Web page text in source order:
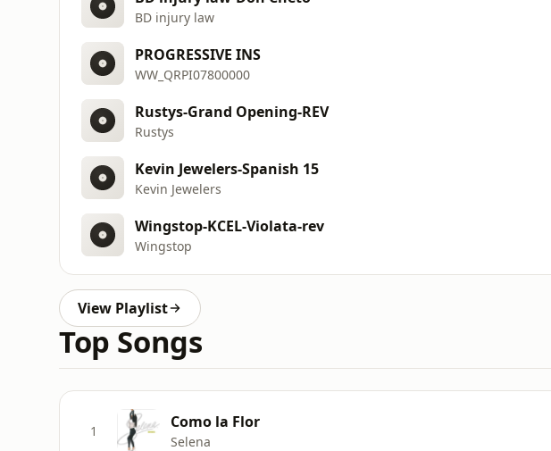
BD injury law
PROGRESSIVE INS
WW_QRPI07800000
Rustys-Grand Opening-REV
Rustys
Kevin Jewelers-Spanish 15
Kevin Jewelers
Wingstop-KCEL-Violata-rev
Wingstop
View Playlist
Top Songs
1 Como la Flor
Selena